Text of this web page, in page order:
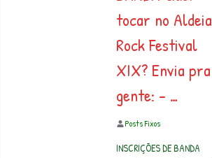
tocar no Aldeia
Rock Festival
XIX? Envia pra
gente: – …
Posts Fixos
INSCRIÇÕES DE BANDA